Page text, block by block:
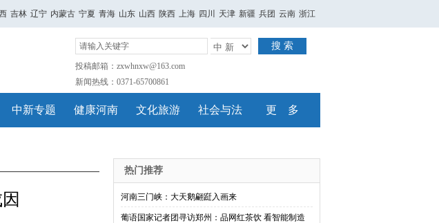
吉林 辽宁 内蒙古 宁夏 青海 山东 山西 陕西 上海 四川 天津 新疆 兵团 云南 浙江
搜 索
投稿邮箱：zxwhnxw@163.com
新闻热线：0371-65700861
中新专题 健康河南 文化旅游 社会与法 更 多
热门推荐
河南三门峡：大天鹅翩跹入画来
葡语国家记者团寻访郑州：品网红茶饮 看智能制造